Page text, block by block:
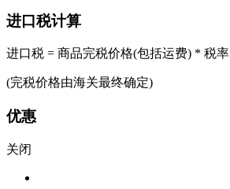
进口税计算
进口税 = 商品完税价格(包括运费) * 税率
(完税价格由海关最终确定)
优惠
关闭